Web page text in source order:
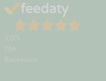
5,0 /5
739
Recensioni